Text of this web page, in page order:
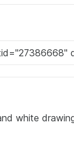
white